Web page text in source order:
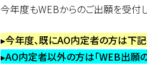
今年度もWEBからのご出願を受付
▸今年度、既にAO内定者の方は下記
▸AO内定者以外の方は「WEB出願の